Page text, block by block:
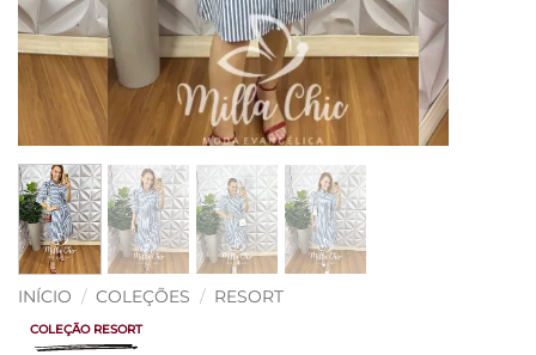
INÍCIO / COLEÇÕES / RESORT
COLEÇÃO RESORT